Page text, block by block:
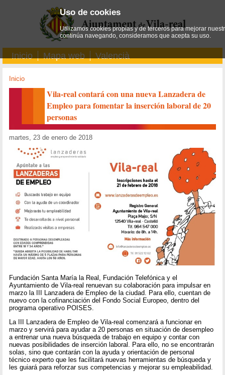
Inicio Mapa web Valencià
Inicio
Vila-real contará con una nueva Lanzadera de
Empleo para fomentar la inserción laboral de 20
personas
martes, 23 de enero de 2018
Fundación Santa María la Real, Fundación Telefónica y el
Ayuntamiento de Vila-real renuevan su colaboración para impulsar en
marzo la III Lanzadera de Empleo de la ciudad. Para ello, cuentan de
nuevo con la cofinanciación del Fondo Social Europeo, dentro del
programa operativo POISES.
La III Lanzadera de Empleo de Vila-real comenzará a funcionar en
marzo y servirá para ayudar a 20 personas en situación de desempleo
a entrenar una nueva búsqueda de trabajo en equipo y contar con
nuevas posibilidades de inserción laboral. Para ello, no se encontrarán
solas, sino que contarán con la ayuda y orientación de personal
técnico experto que les facilitará nuevas herramientas de búsqueda y
les guiará para reforzar sus competencias y mejorar su empleabilidad.
Uso de cookies
Utilizamos cookies propias y de terceros para mejorar
continúa navegando, consideramos que acepta su uso.